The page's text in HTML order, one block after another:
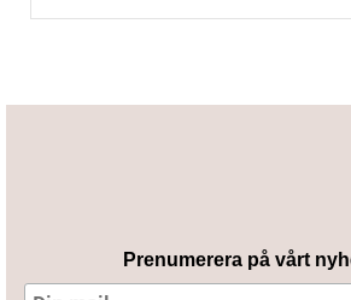
Prenumerera på vårt